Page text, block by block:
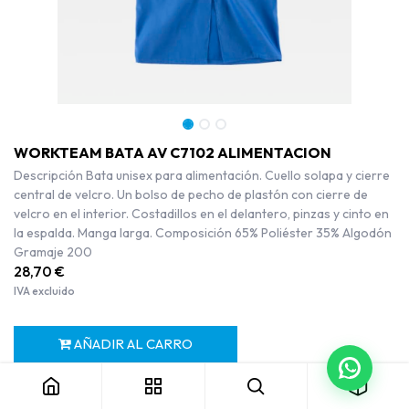
WORKTEAM BATA AV C7102 ALIMENTACION
Descripción Bata unisex para alimentación. Cuello solapa y cierre
central de velcro. Un bolso de pecho de plastón con cierre de
velcro en el interior. Costadillos en el delantero, pinzas y cinto en
la espalda. Manga larga. Composición 65% Poliéster 35% Algodón
Gramaje 200
28,70 €
IVA excluido
AÑADIR AL CARRO
ADD TO WISHLIST